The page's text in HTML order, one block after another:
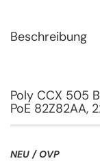
Beschreibung
Poly CCX 505
PoE
NEU / OVP